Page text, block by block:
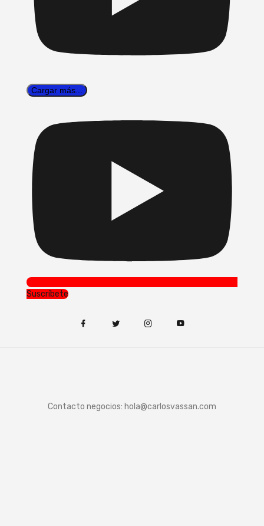
Cargar más...
Suscríbete
Contacto negocios: hola@carlosvassan.com